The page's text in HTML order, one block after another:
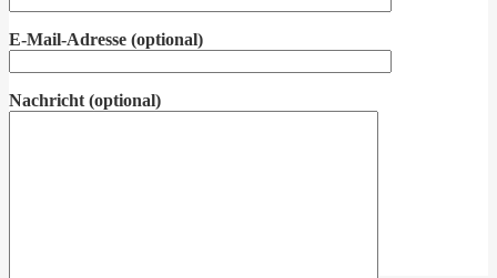
E-Mail-Adresse (optional)
Nachricht (optional)